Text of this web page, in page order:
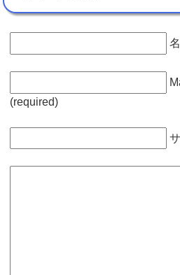
(required)